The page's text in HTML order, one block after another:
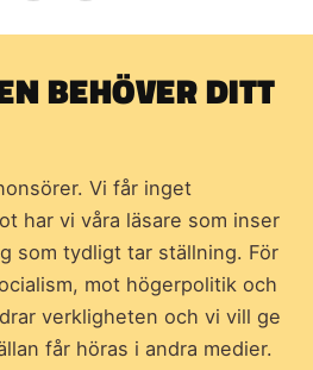
BEHÖVER DITT
Vi får inget
har vi våra läsare som inser
som tydligt tar ställning. För
mot högerpolitik och
verkligheten och vi vill ge
får höras i andra medier.